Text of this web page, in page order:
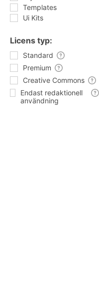
Templates
Ui Kits
Licens typ:
Standard
Premium
Creative Commons
Endast redaktionell
användning